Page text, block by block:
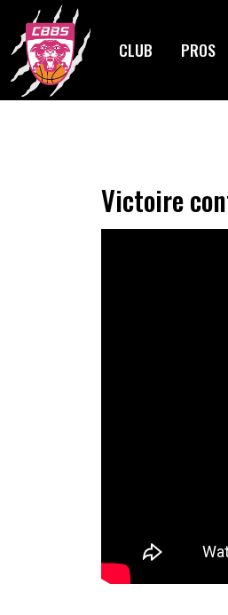
content
CLUB PROS
Victoire